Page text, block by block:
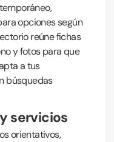
opciones según
reúne fichas
y fotos para que
a tus
búsquedas
servicios
orientativos,